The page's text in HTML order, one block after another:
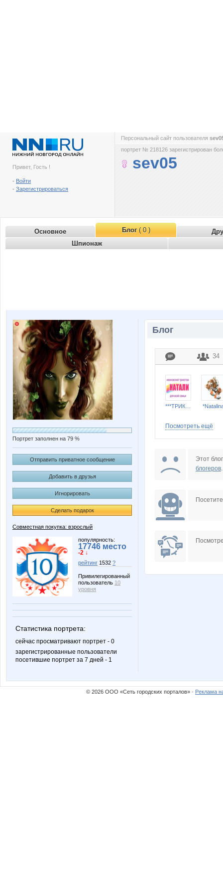
Привет, Гость !
- Войти
- Зарегистрироваться
Персональный сайт пользователя
портрет № 218126 зарегистрирован
sev05
Основное Блог( 0 )
Шпионаж
Портрет заполнен на 79 %
Отправить приватное сообщение
Добавить в друзья
Игнорировать
Сделать подарок
Совместная покупка: взрослый
популярность:
17746 место
-2 ↓
рейтинг 1532 ?
Привилегированный
пользователь 10
уровня
Статистика портрета:
сейчас просматривают портрет - 0
зарегистрированные пользователи
посетившие портрет за 7 дней - 1
Блог
34
Butterfly85
Forseti
Посмотреть ещё
Этот
блогеров.
© 2026 ООО «Сеть городских порталов» · Реклама